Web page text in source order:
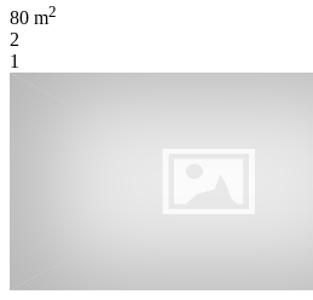
80 m2
2
1